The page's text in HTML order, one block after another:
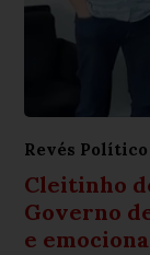
Revés Político
Cleitinho
Governo
e